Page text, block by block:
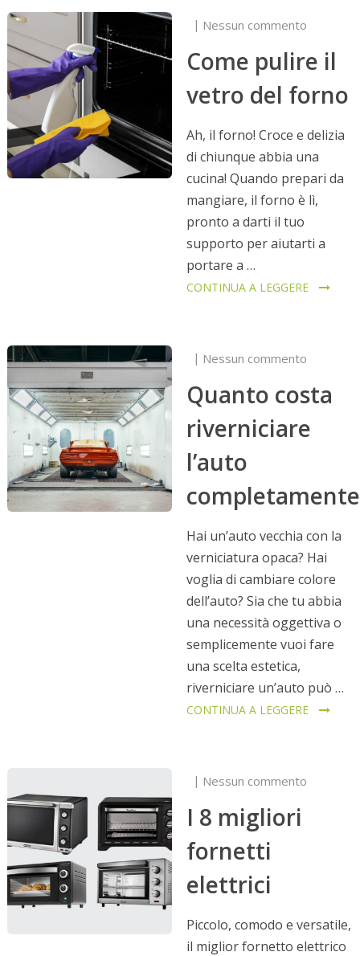
Nessun commento
Come pulire il
vetro del forno
Ah, il forno! Croce e delizia
di chiunque abbia una
cucina! Quando prepari da
mangiare, il forno è lì,
pronto a darti il tuo
supporto per aiutarti a
portare a …
CONTINUA A LEGGERE
Nessun commento
Quanto costa
riverniciare
l’auto
Hai un’auto vecchia con la
verniciatura opaca? Hai
voglia di cambiare colore
dell’auto? Sia che tu abbia
una necessità oggettiva o
semplicemente vuoi fare
una scelta estetica,
riverniciare un’auto può …
CONTINUA A LEGGERE
Nessun commento
I 8 migliori
fornetti
elettrici
Piccolo, comodo e versatile,
il miglior fornetto elettrico